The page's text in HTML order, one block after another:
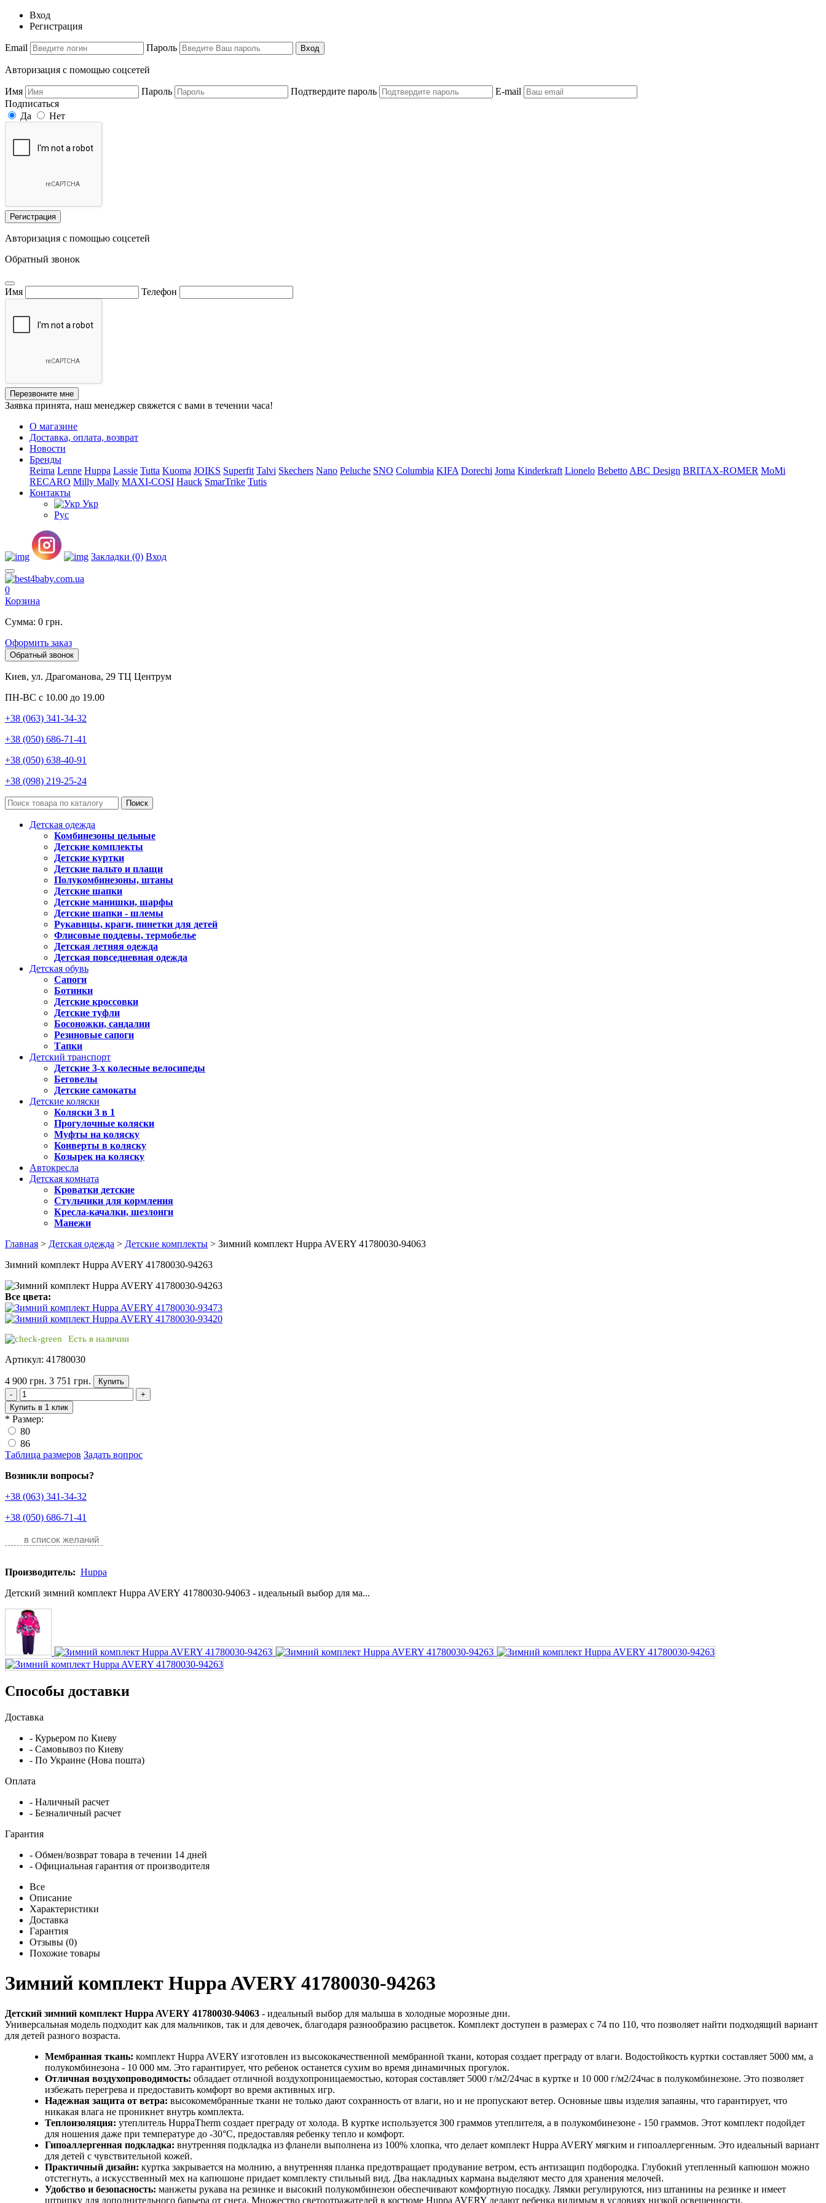
Вход
Регистрация
Email Пароль Вход
Авторизация с помощью соцсетей
Имя Пароль Подтвердите пароль
E-mail
Подписаться
Да
Нет
Регистрация
Авторизация с помощью соцсетей
Обратный звонок
Имя Телефон
Перезвоните мне
Заявка принята, наш менеджер свяжется с вами в течении часа!
О магазине
Доставка, оплата, возврат
Новости
Бренды
Reima Lenne Huppa Lassie Tutta Kuoma JOIKS Superfit Talvi Skechers Nano Peluche SNO Columbia KIFA Dorechi Joma Kinderkraft Lionelo Bebetto ABC Design BRITAX-ROMER MoMi
RECARO Milly Mally MAXI-COSI Hauck SmarTrike Tutis
Контакты
Укр
Рус
Закладки (0) Вход
0
Корзина
Сумма: 0 грн.
Оформить заказ
Обратный звонок
Киев, ул. Драгоманова, 29 ТЦ Центрум
ПН-ВС с 10.00 до 19.00
+38 (063) 341-34-32
+38 (050) 686-71-41
+38 (050) 638-40-91
+38 (098) 219-25-24
Поиск
Детская одежда
Комбинезоны цельные
Детские комплекты
Детские куртки
Детские пальто и плащи
Полукомбинезоны, штаны
Детские шапки
Детские манишки, шарфы
Детские шапки - шлемы
Рукавицы, краги, пинетки для детей
Флисовые поддевы, термобелье
Детская летняя одежда
Детская повседневная одежда
Детская обувь
Сапоги
Ботинки
Детские кроссовки
Детские туфли
Босоножки, сандалии
Резиновые сапоги
Тапки
Детский транспорт
Детские 3-х колесные велосипеды
Беговелы
Детские самокаты
Детские коляски
Коляски 3 в 1
Прогулочные коляски
Муфты на коляску
Конверты в коляску
Козырек на коляску
Автокресла
Детская комната
Кроватки детские
Стульчики для кормления
Кресла-качалки, шезлонги
Манежи
Главная > Детская одежда > Детские комплекты > Зимний комплект Huppa AVERY 41780030-94063
Зимний комплект Huppa AVERY 41780030-94263
Все цвета:
Есть в наличии
Артикул: 41780030
4 900 грн. 3 751 грн.
Купить
-
+
Купить в 1 клик
* Размер:
80
86
Таблица размеров Задать вопрос
Возникли вопросы?
+38 (063) 341-34-32
+38 (050) 686-71-41
в список желаний
Производитель: Huppa
Детский зимний комплект Huppa AVERY 41780030-94063 - идеальный выбор для ма...
Способы доставки
Доставка
- Курьером по Киеву
- Самовывоз по Киеву
- По Украине (Нова пошта)
Оплата
- Наличный расчет
- Безналичный расчет
Гарантия
- Обмен/возврат товара в течении 14 дней
- Официальная гарантия от производителя
Все
Описание
Характеристики
Доставка
Гарантия
Отзывы (0)
Похожие товары
Зимний комплект Huppa AVERY 41780030-94263
Детский зимний комплект Huppa AVERY 41780030-94063 - идеальный выбор для малыша в холодные морозные дни.
Универсальная модель подходит как для мальчиков, так и для девочек, благодаря разнообразию расцветок. Комплект доступен в размерах с 74 по 110, что позволяет найти подходящий вариант
для детей разного возраста.
Мембранная ткань: комплект Huppa AVERY изготовлен из высококачественной мембранной ткани, которая создает преграду от влаги. Водостойкость куртки составляет 5000 мм, а
полукомбинезона - 10 000 мм. Это гарантирует, что ребенок останется сухим во время динамичных прогулок.
Отличная воздухопроводимость: обладает отличной воздухопроницаемостью, которая составляет 5000 г/м2/24час в куртке и 10 000 г/м2/24час в полукомбинезоне. Это позволяет
избежать перегрева и предоставить комфорт во время активных игр.
Надежная защита от ветра: высокомембранные ткани не только дают сохранность от влаги, но и не пропускают ветер. Основные швы изделия запаяны, что гарантирует, что
никакая влага не проникнет внутрь комплекта.
Теплоизоляция: утеплитель HuppaTherm создает преграду от холода. В куртке используется 300 граммов утеплителя, а в полукомбинезоне - 150 граммов. Этот комплект подойдет
для ношения даже при температуре до -30°C, предоставляя ребенку тепло и комфорт.
Гипоаллергенная подкладка: внутренняя подкладка из фланели выполнена из 100% хлопка, что делает комплект Huppa AVERY мягким и гипоаллергенным. Это идеальный вариант
для детей с чувствительной кожей.
Практичный дизайн: куртка закрывается на молнию, а внутренняя планка предотвращает продувание ветром, есть антизащип подбородка. Глубокий утепленный капюшон можно
отстегнуть, а искусственный мех на капюшоне придает комплекту стильный вид. Два накладных кармана выделяют место для хранения мелочей.
Удобство и безопасность: манжеты рукава на резинке и высокий полукомбинезон обеспечивают комфортную посадку. Лямки регулируются, низ штанины на резинке и имеет
штрипку для дополнительного барьера от снега. Множество светоотражателей в костюме Huppa AVERY делают ребенка видимым в условиях низкой освещенности.